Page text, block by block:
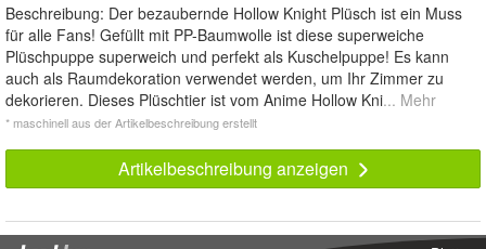
Beschreibung: Der bezaubernde Hollow Knight Plüsch ist ein Muss
für alle Fans! Gefüllt mit PP-Baumwolle ist diese superweiche
Plüschpuppe superweich und perfekt als Kuschelpuppe! Es kann
auch als Raumdekoration verwendet werden, um Ihr Zimmer zu
dekorieren. Dieses Plüschtier ist vom Anime Hollow Kni... Mehr
* maschinell aus der Artikelbeschreibung erstellt
Artikelbeschreibung anzeigen